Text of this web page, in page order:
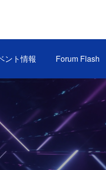
ント情報 Forum Flash